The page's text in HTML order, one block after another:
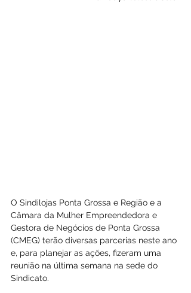
O Sindilojas Ponta Grossa e Região e a
Câmara da Mulher Empreendedora e
Gestora de Negócios de Ponta Grossa
(CMEG) terão diversas parcerias neste ano
e, para planejar as ações, fizeram uma
reunião na última semana na sede do
Sindicato.